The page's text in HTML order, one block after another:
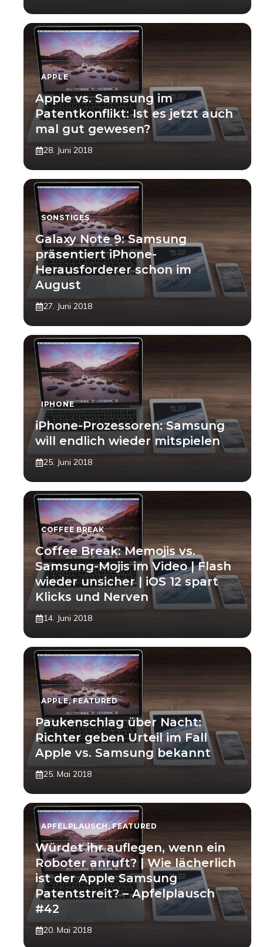
APPLE
Apple vs. Samsung im
Patentkonflikt: Ist es jetzt auch
mal gut gewesen?
28. Juni 2018
SONSTIGES
Galaxy Note 9: Samsung
präsentiert iPhone-
Herausforderer schon im
August
27. Juni 2018
IPHONE
iPhone-Prozessoren: Samsung
will endlich wieder mitspielen
25. Juni 2018
COFFEE BREAK
Coffee Break: Memojis vs.
Samsung-Mojis im Video | Flash
wieder unsicher | iOS 12 spart
Klicks und Nerven
14. Juni 2018
APPLE,FEATURED
Paukenschlag über Nacht:
Richter geben Urteil im Fall
Apple vs. Samsung bekannt
25. Mai 2018
APFELPLAUSCH,FEATURED
Würdet ihr auflegen, wenn ein
Roboter anruft? | Wie lächerlich
ist der Apple Samsung
Patentstreit? – Apfelplausch
#42
20. Mai 2018